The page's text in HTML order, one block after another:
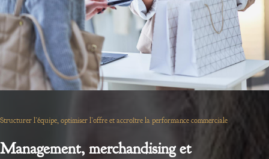
Structurer l’équipe, optimiser l’offre et accroître la performance commerciale
Management, merchandising et